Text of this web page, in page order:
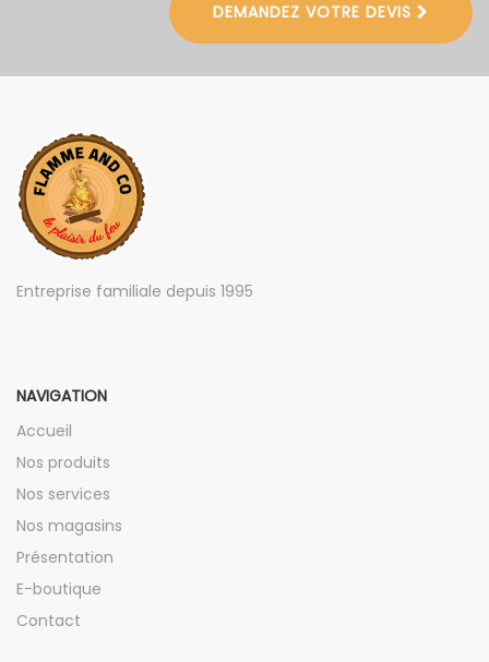
DEMANDEZ VOTRE DEVIS
Entreprise familiale depuis 1995
NAVIGATION
Accueil
Nos produits
Nos services
Nos magasins
Présentation
E-boutique
Contact